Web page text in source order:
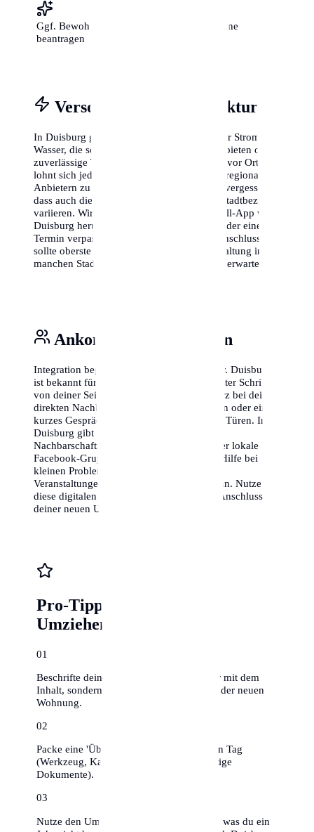
Ggf. Bewohnerparkausweis für die neue Zone
beantragen
Versorgung & Infrastruktur
In Duisburg gibt es oft regionale Anbieter für Strom und
Wasser, die sogenannten Stadtwerke. Diese bieten oft
zuverlässige Tarife und einen guten Service vor Ort. Es
lohnt sich jedoch immer, die Preise mit überregionalen
Anbietern zu vergleichen. Viele Neubürger vergessen,
dass auch die Müllabfuhr-Termine je nach Stadtbezirk
variieren. Wir empfehlen, die offizielle Abfall-App von
Duisburg herunterzuladen, damit du nie wieder einen
Termin verpasst. Auch das Thema Internetanschluss
sollte oberste Priorität haben, da die Freischaltung in
manchen Stadtteilen länger dauern kann als erwartet.
Ankommen & Vernetzen
Integration beginnt vor der eigenen Haustür. Duisburg
ist bekannt für seine offene Art, aber ein erster Schritt
von deiner Seite schadet nie. Stelle dich kurz bei deinen
direkten Nachbarn vor – ein kleines Lächeln oder ein
kurzes Gespräch im Treppenhaus öffnet oft Türen. In
Duisburg gibt es zudem zahlreiche
Nachbarschaftsportale wie 'nebenan.de' oder lokale
Facebook-Gruppen, in denen man schnell Hilfe bei
kleinen Problemen findet oder sich über
Veranstaltungen im Viertel austauschen kann. Nutze
diese digitalen Möglichkeiten, um schnell Anschluss in
deiner neuen Umgebung zu finden.
Pro-Tipps für stressfreies
Umziehen
01
Beschrifte deine Umzugskartons nicht nur mit dem
Inhalt, sondern auch mit dem Zielraum in der neuen
Wohnung.
02
Packe eine 'Überlebenskiste' für den ersten Tag
(Werkzeug, Kaffee, Toilettenpapier, wichtige
Dokumente).
03
Nutze den Umzug zum Ausmisten – alles, was du ein